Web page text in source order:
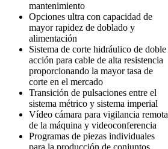
mantenimiento
Opciones ultra con capacidad de
mayor rapidez de doblado y
alimentación
Sistema de corte hidráulico de doble
acción para cable de alta resistencia
proporcionando la mayor tasa de
corte en el mercado
Transición de pulsaciones entre el
sistema métrico y sistema imperial
Vídeo cámara para vigilancia remota
de la máquina y videoconferencia
Programas de piezas individuales